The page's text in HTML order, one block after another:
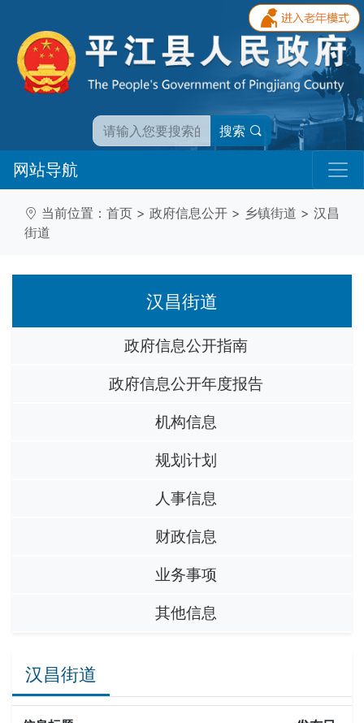
搜索
网站导航
当前位置： 首页 > 政府信息公开 > 乡镇街道 > 汉昌
街道
汉昌街道
政府信息公开指南
政府信息公开年度报告
机构信息
规划计划
人事信息
财政信息
业务事项
其他信息
汉昌街道